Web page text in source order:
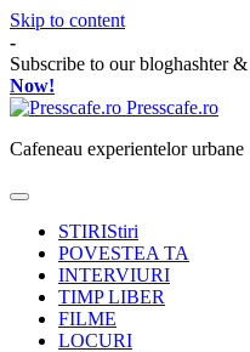
Skip to content
-
Subscribe to our bloghashter
Now!
Presscafe.ro
Cafeneau experientelor urbane
STIRIStiri
POVESTEA TA
INTERVIURI
TIMP LIBER
FILME
LOCURI